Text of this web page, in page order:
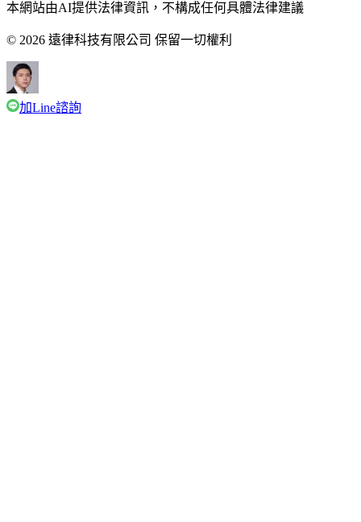
本網站由AI提供法律資訊，不構成任何具體法律建議
© 2026 遠律科技有限公司 保留一切權利
加Line諮詢